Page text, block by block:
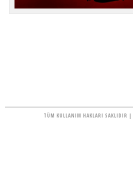
TÜM KULLANIM HAKLARI SAKLIDIR |